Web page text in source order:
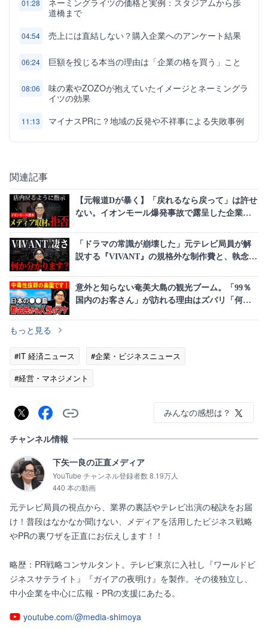
01:28
ネーミングライツの価格と実例：スタジアムから歩
道橋まで
04:54 売上には直結しない？購入企業へのアンケート結果
06:24 巨額を投じる本当の理由は「企業の格を買う」こと
08:06
味の素やZOZOが抱えていたイメージとネーミングラ
イツの効果
11:13 マイナスPRに？地域の反発や不祥事による失敗事例
関連記事
【元報道Dが暴く】「戻れるなら戻って」は許せ
ない。イオンモール爆発事故で露呈した企業対
「ドラマの常識が崩壊した」元テレビ局員が解
説する『VIVANT』の規格外な制作費と、執念と
意外と知らない奄美大島の観光ブーム。「99％
国内のお客さん」が訪れる理由はズバリ「何も
もっと見る
#IT 経済ニュース
#企業・ビジネスニュース
#経営・マネジメント
みんなの感想は？
チャンネル情報
下矢一良の正直メディア
YouTube チャンネル登録者数 8.19万人
440 本の動画
元テレビ局員の視点から、業界の裏話やテレビ出演の秘訣をお届
け！普段はなかなか聞けない、メディアを活用したビジネス戦略
やPRの裏ワザを正直にお伝えします！！
略歴：PR戦略コンサルタント。テレビ東京に入社し『ワールドビ
ジネスサテライト』『ガイアの夜明け』を製作。その後独立し、
中小企業を中心に広報・PRの支援にあたる。
youtube.com/@media-shimoya